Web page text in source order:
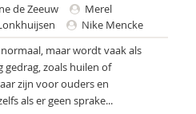
Play
de Zeeuw
Merel
Nike Mencke
maar wordt vaak als
zoals huilen of
zijn voor ouders en
als er geen sprake...